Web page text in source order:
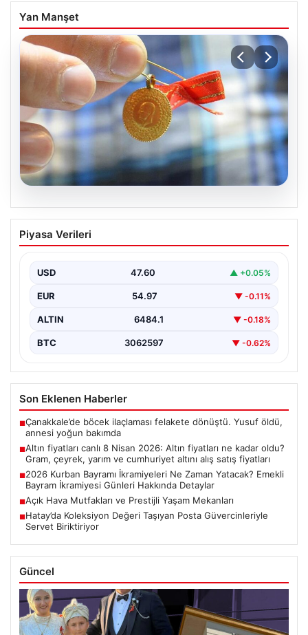
Yan Manşet
05.08.2026
Altın fiyatları canlı 8 Nisan 2026: Altın
fiyatları ne kadar oldu? Gram, çeyrek,
fiyatları
Piyasa Verileri
USD 47.60 ▲ +0.05%
EUR 54.97 ▼ -0.11%
ALTIN 6484.1 ▼ -0.18%
BTC 3062597 ▼ -0.62%
Son Eklenen Haberler
■Çanakkale’de böcek ilaçlaması felakete dönüştü. Yusuf öldü,
annesi yoğun bakımda
■Altın fiyatları canlı 8 Nisan 2026: Altın fiyatları ne kadar oldu?
Gram, çeyrek, yarım ve cumhuriyet altını alış satış fiyatları
■2026 Kurban Bayramı İkramiyeleri Ne Zaman Yatacak? Emekli
Bayram İkramiyesi Günleri Hakkında Detaylar
■Açık Hava Mutfakları ve Prestijli Yaşam Mekanları
■Hatay’da Koleksiyon Değeri Taşıyan Posta Güvercinleriyle
Servet Biriktiriyor
Güncel